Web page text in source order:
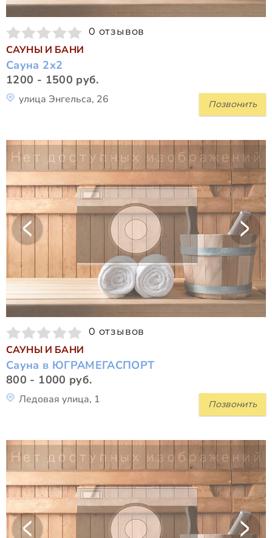
0 отзывов
САУНЫ И БАНИ
Сауна 2х2
1200 - 1500 руб.
Позвонить
улица Энгельса, 26
0 отзывов
САУНЫ И БАНИ
Сауна в ЮГРАМЕГАСПОРТ
800 - 1000 руб.
Позвонить
Ледовая улица, 1